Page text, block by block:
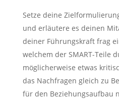
Setze deine
und erläutere es deinen
deiner Führungskraft frag
welchem der SMART-Teile
möglicherweise etwas
das Nachfragen gleich zu
für den Beziehungsaufbau